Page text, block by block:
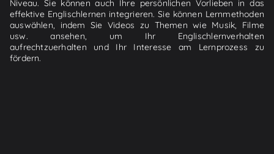
Niveau. Sie können auch Ihre persönlichen Vorlieben in das
effektive Englischlernen integrieren. Sie können Lernmethoden
auswählen, indem Sie Videos zu Themen wie Musik, Filme
usw. ansehen, um Ihr Englischlernverhalten
aufrechtzuerhalten und Ihr Interesse am Lernprozess zu
fördern.